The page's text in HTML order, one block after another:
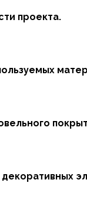
проекта.
декоративных